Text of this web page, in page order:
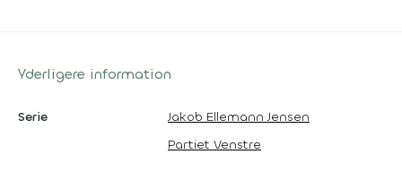
Yderligere information
Serie
Jakob Ellemann Jensen
Partiet Venstre